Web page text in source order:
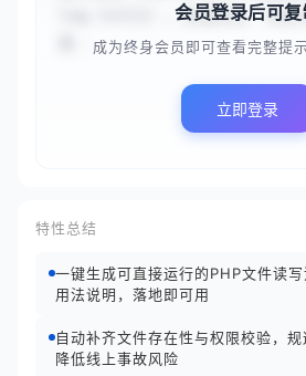
log.txt}}），生成安全、可执行
首...
会员登录后可复
成为终身会员即可查看完整提
立即登录
特性总结
一键生成可直接运行的PHP文件读
用法说明，落地即可用
自动补齐文件存在性与权限校验，规
降低线上事故风险